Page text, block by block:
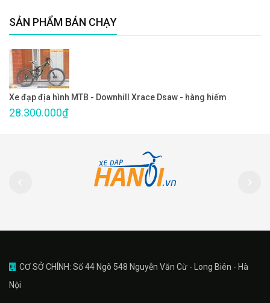
SẢN PHẨM BÁN CHẠY
Xe đạp địa hình MTB - Downhill Xrace Dsaw - hàng hiếm
28.300.000₫
CƠ SỞ CHÍNH: Số 44 Ngõ 548 Nguyễn Văn Cừ - Long Biên - Hà
Nội